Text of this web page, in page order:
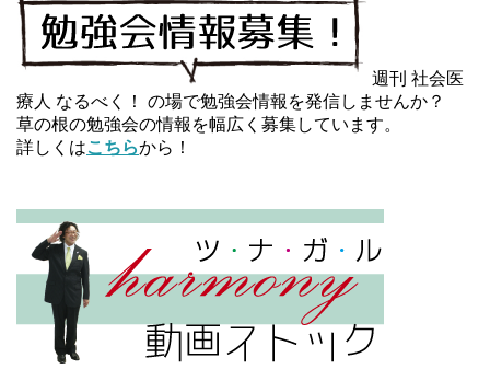
週刊 社会医
療人 なるべく！ の場で勉強会情報を発信しませんか？
草の根の勉強会の情報を幅広く募集しています。
詳しくはこちらから！